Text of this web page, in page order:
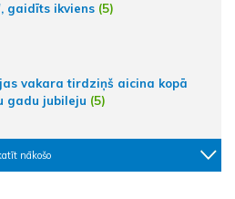
gaidīts ikviens (5)
vakara tirdziņš aicina kopā
gadu jubileju (5)
nākošo